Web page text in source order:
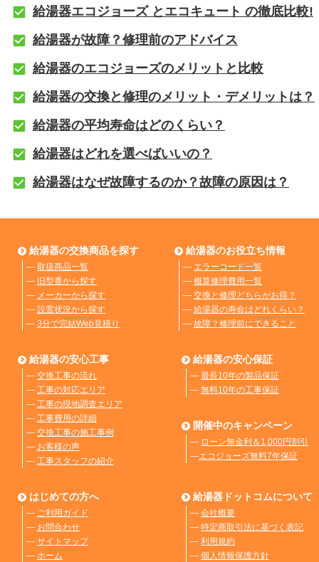
給湯器エコジョーズ とエコキュート の徹底比較!
給湯器が故障？修理前のアドバイス
給湯器のエコジョーズのメリットと比較
給湯器の交換と修理のメリット・デメリットは？
給湯器の平均寿命はどのくらい？
給湯器はどれを選べばいいの？
給湯器はなぜ故障するのか？故障の原因は？
給湯器の交換商品を探す
― 取扱商品一覧
― 旧型番から探す
― メーカーから探す
― 設置状況から探す
― 3分で完結Web見積り
給湯器のお役立ち情報
― エラーコード一覧
― 概算修理費用一覧
― 交換と修理どちらがお得？
― 給湯器の寿命はどれくらい？
― 故障？修理前にできること
給湯器の安心工事
― 交換工事の流れ
― 工事の対応エリア
― 工事の現地調査エリア
― 工事費用の詳細
― 交換工事の施工事例
― お客様の声
― 工事スタッフの紹介
給湯器の安心保証
― 最長10年の製品保証
― 無料10年の工事保証
開催中のキャンペーン
― ローン無金利＆1,000円割引
―エコジョーズ無料7年保証
はじめての方へ
― ご利用ガイド
― お問合わせ
― サイトマップ
― ホーム
給湯器ドットコムについて
― 会社概要
― 特定商取引法に基づく表記
― 利用規約
― 個人情報保護方針